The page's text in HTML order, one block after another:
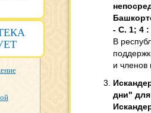
- С. 1; 4
В
и членов
дни"